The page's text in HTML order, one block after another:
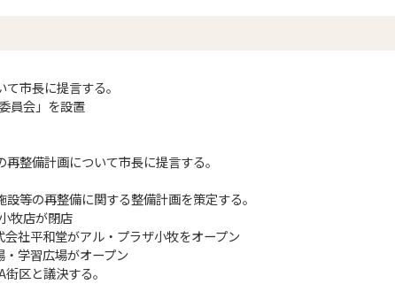
市長に提言する。
員会」を設置
整備計画について市長に提言する。
等の再整備に関する整備計画を策定する。
牧店が閉店
社平和堂がアル・プラザ小牧をオープン
学習広場がオープン
区と議決する。